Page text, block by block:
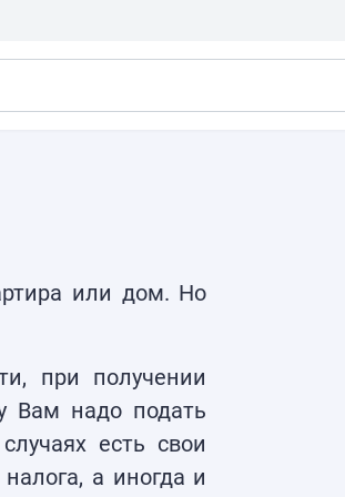
или дом. Но
при получении
Вам надо подать
есть свои
а иногда и